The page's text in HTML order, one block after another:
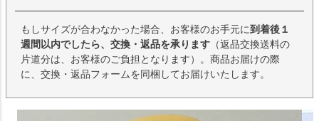
もしサイズが合わなかった場合、お客様のお手元に到着後１
週間以内でしたら、交換・返品を承ります （返品交換送料の
片道分は、お客様のご負担となります）。商品お届けの際
に、交換・返品フォームを同梱してお届けいたします。